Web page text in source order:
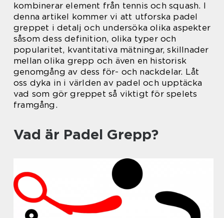
kombinerar element från tennis och squash. I
denna artikel kommer vi att utforska padel
greppet i detalj och undersöka olika aspekter
såsom dess definition, olika typer och
popularitet, kvantitativa mätningar, skillnader
mellan olika grepp och även en historisk
genomgång av dess för- och nackdelar. Låt
oss dyka in i världen av padel och upptäcka
vad som gör greppet så viktigt för spelets
framgång.
Vad är Padel Grepp?